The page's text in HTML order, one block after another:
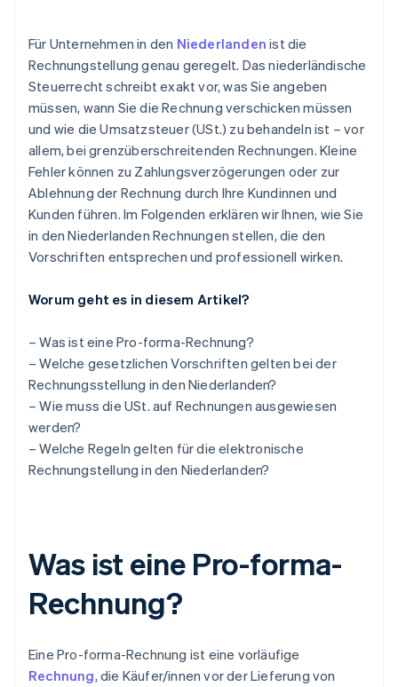
Authentizität und Integrität
Aufbewahrungspflichten
Für Unternehmen in den Niederlanden ist die
Rechnungstellung genau geregelt. Das niederländische
Steuerrecht schreibt exakt vor, was Sie angeben
müssen, wann Sie die Rechnung verschicken müssen
und wie die Umsatzsteuer (USt.) zu behandeln ist – vor
allem, bei grenzüberschreitenden Rechnungen. Kleine
Fehler können zu Zahlungsverzögerungen oder zur
Ablehnung der Rechnung durch Ihre Kundinnen und
Kunden führen. Im Folgenden erklären wir Ihnen, wie Sie
in den Niederlanden Rechnungen stellen, die den
Vorschriften entsprechen und professionell wirken.
Worum geht es in diesem Artikel?
– Was ist eine Pro-forma-Rechnung?
– Welche gesetzlichen Vorschriften gelten bei der
Rechnungsstellung in den Niederlanden?
– Wie muss die USt. auf Rechnungen ausgewiesen
werden?
– Welche Regeln gelten für die elektronische
Rechnungstellung in den Niederlanden?
Was ist eine Pro-forma-
Rechnung?
Eine Pro-forma-Rechnung ist eine vorläufige
Rechnung, die Käufer/innen vor der Lieferung von